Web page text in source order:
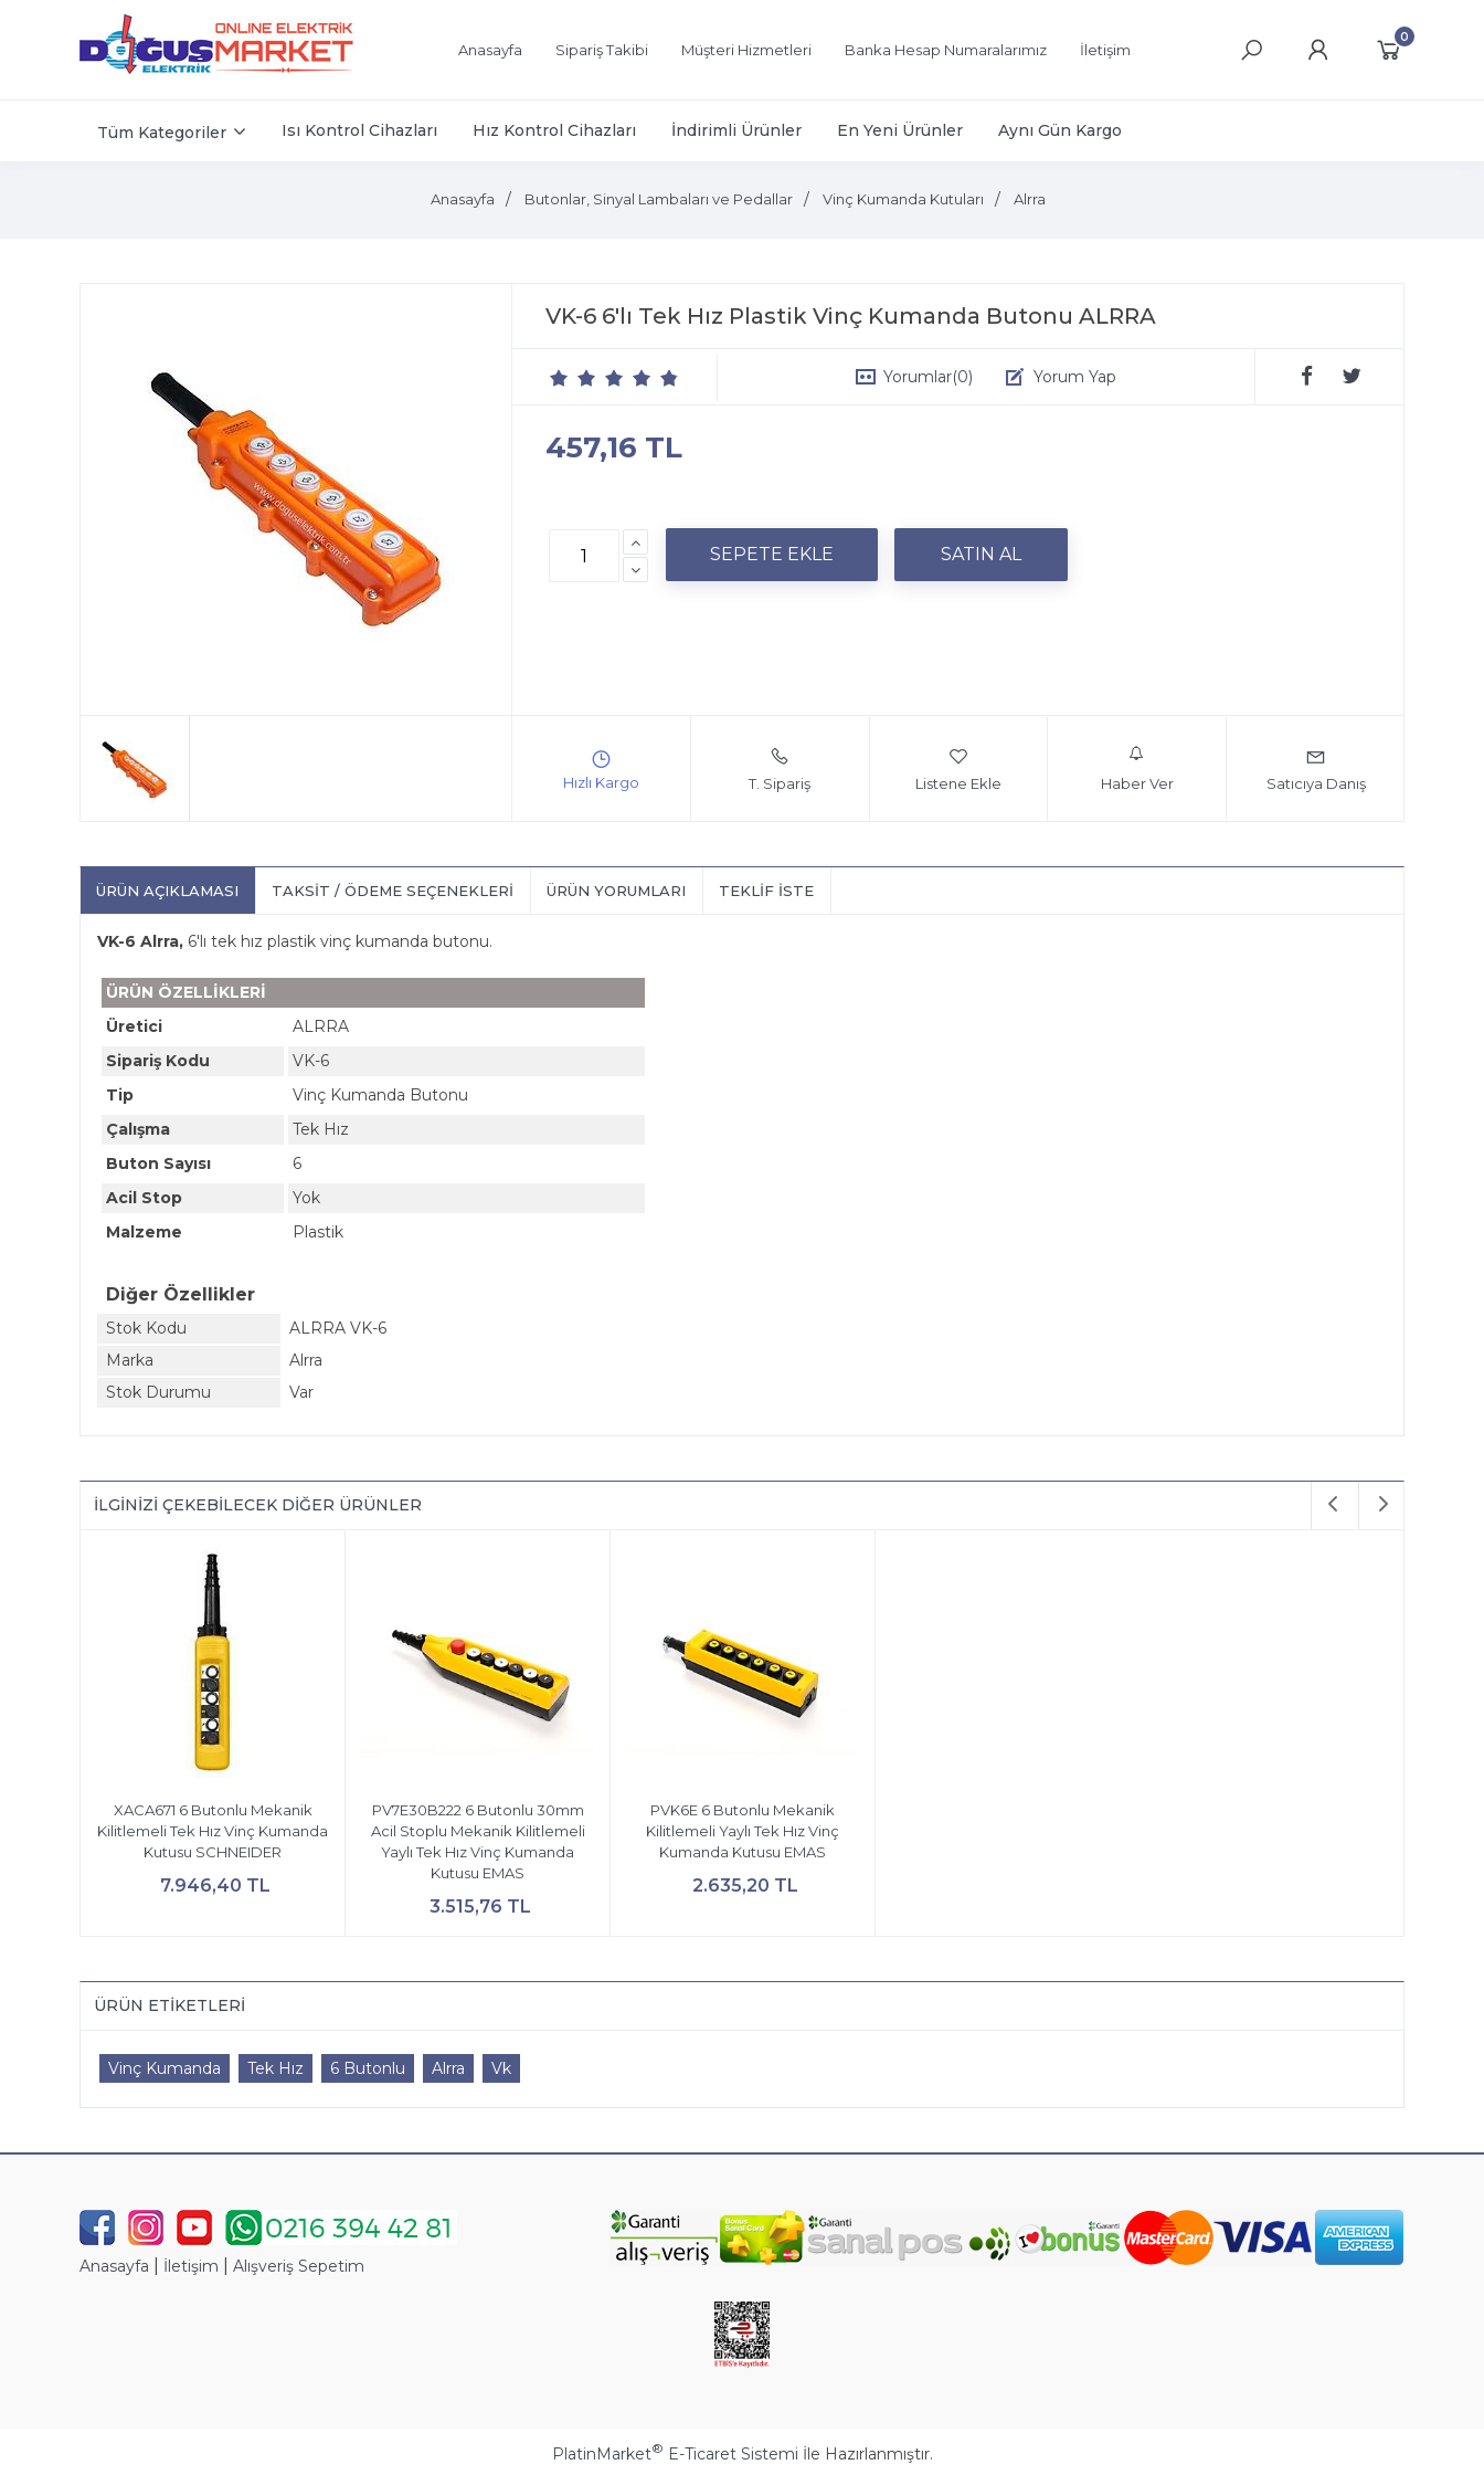
Anasayfa Sipariş Takibi Müşteri Hizmetleri Banka Hesap Numaralarımız İletişim
0
Tüm Kategoriler Isı Kontrol Cihazları Hız Kontrol Cihazları İndirimli Ürünler En Yeni Ürünler Aynı Gün Kargo
Anasayfa Butonlar, Sinyal Lambaları ve Pedallar Vinç Kumanda Kutuları Alrra
VK-6 6'lı Tek Hız Plastik Vinç Kumanda Butonu ALRRA
Yorumlar(0) Yorum Yap
457,16 TL
T. Sipariş Listene Ekle Haber Ver Satıcıya Danış
ÜRÜN AÇIKLAMASI TAKSIT / ÖDEME SEÇENEKLERI ÜRÜN YORUMLARI TEKLIF İSTE
VK-6 Alrra, 6'lı tek hız plastik vinç kumanda butonu.
ÜRÜN ÖZELLİKLERİ
Üretici
ALRRA
Sipariş Kodu
VK-6
Tip
Vinç Kumanda Butonu
Çalışma
Tek Hız
Buton Sayısı
6
Acil Stop
Yok
Malzeme
Plastik
Diğer Özellikler
Stok Kodu
ALRRA VK-6
Marka
Alrra
Stok Durumu
Var
İLGINIZI ÇEKEBILECEK DIĞER ÜRÜNLER
XACA671 6 Butonlu Mekanik
Kilitlemeli Tek Hız Vinç Kumanda
Kutusu SCHNEIDER
7.946,40 TL
PV7E30B222 6 Butonlu 30mm
Acil Stoplu Mekanik Kilitlemeli
Yaylı Tek Hız Vinç Kumanda
Kutusu EMAS
3.515,76 TL
PVK6E 6 Butonlu Mekanik
Kilitlemeli Yaylı Tek Hız Vinç
Kumanda Kutusu EMAS
2.635,20 TL
ÜRÜN ETIKETLERI
Vinç Kumanda Tek Hız 6 Butonlu Alrra Vk
Anasayfa İletişim Alışveriş Sepetim
PlatinMarket® E-Ticaret Sistemi İle Hazırlanmıştır.